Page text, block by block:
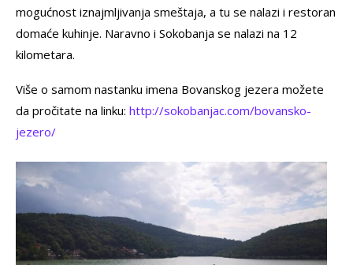
mogućnost iznajmljivanja smeštaja, a tu se nalazi i restoran
domaće kuhinje. Naravno i Sokobanja se nalazi na 12
kilometara.
Više o samom nastanku imena Bovanskog jezera možete
da pročitate na linku: http://sokobanjac.com/bovansko-
jezero/